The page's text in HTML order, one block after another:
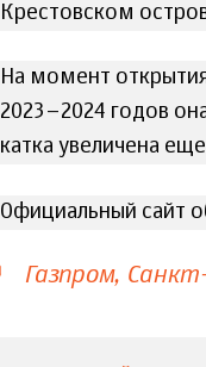
Крестовском
На момент
2023–2024 годов
катка увеличена
Официальный сайт
Газпром